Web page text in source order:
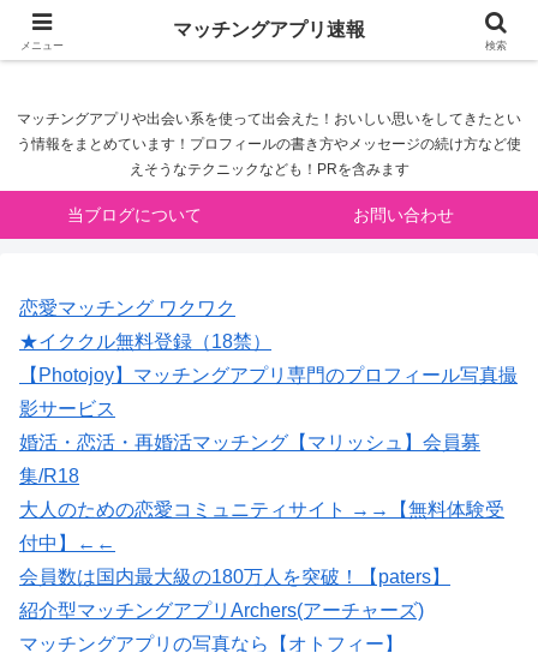
マッチングアプリ速報
マッチングアプリや出会い系を使って出会えた！おいしい思いをしてきたとい
う情報をまとめています！プロフィールの書き方やメッセージの続け方など使
えそうなテクニックなども！PRを含みます
当ブログについて お問い合わせ
恋愛マッチング ワクワク
★イククル無料登録（18禁）
【Photojoy】マッチングアプリ専門のプロフィール写真撮
影サービス
婚活・恋活・再婚活マッチング【マリッシュ】会員募
集/R18
大人のための恋愛コミュニティサイト →→【無料体験受
付中】←←
会員数は国内最大級の180万人を突破！【paters】
紹介型マッチングアプリArchers(アーチャーズ)
マッチングアプリの写真なら【オトフィー】
メニュー
マッチングアプリ速報
検索